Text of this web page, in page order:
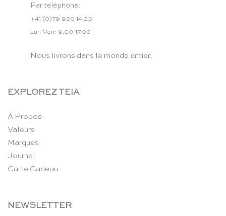
Par téléphone:
+41 (0)79 920 14 23
Lun-Ven: 9.00-17.00
Nous livrons dans le monde entier.
EXPLOREZ TEIA
À Propos
Valeurs
Marques
Journal
Carte Cadeau
NEWSLETTER